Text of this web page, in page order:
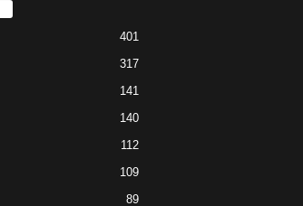
401
317
141
140
112
109
89